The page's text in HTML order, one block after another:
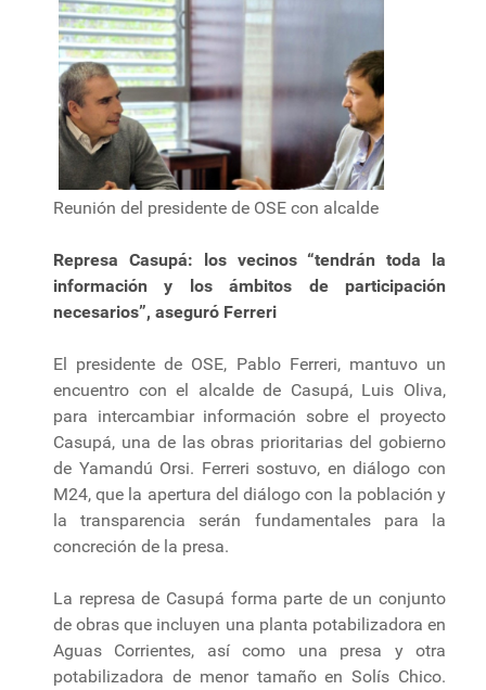
Reunión del presidente de OSE con alcalde
Represa Casupá: los vecinos “tendrán toda la
información y los ámbitos de participación
necesarios”, aseguró Ferreri
El presidente de OSE, Pablo Ferreri, mantuvo un
encuentro con el alcalde de Casupá, Luis Oliva,
para intercambiar información sobre el proyecto
Casupá, una de las obras prioritarias del gobierno
de Yamandú Orsi. Ferreri sostuvo, en diálogo con
M24, que la apertura del diálogo con la población y
la transparencia serán fundamentales para la
concreción de la presa.
La represa de Casupá forma parte de un conjunto
de obras que incluyen una planta potabilizadora en
Aguas Corrientes, así como una presa y otra
potabilizadora de menor tamaño en Solís Chico.